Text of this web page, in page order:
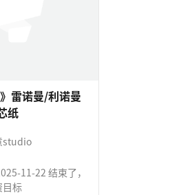
雷诺曼/利诺曼
纸
studio
11-22 结束了，
目标